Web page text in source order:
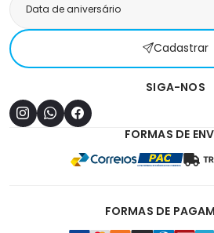
Cadastrar
SIGA-NOS
FORMAS DE
FORMAS DE